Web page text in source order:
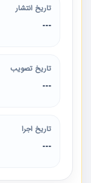
تاریخ انتشار
---
تاریخ تصویب
---
تاریخ اجرا
---